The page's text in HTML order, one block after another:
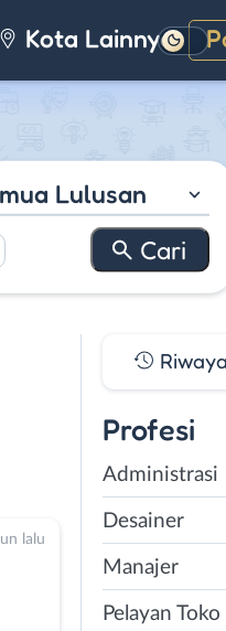
Kota LainnyaGelap
Lulusan
lalu
Profesi
Administrasi
Desainer
Manajer
Pelayan Toko